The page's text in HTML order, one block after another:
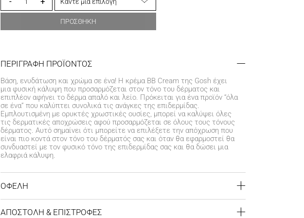
ΠΡΟΣΘΗΚΗ
ΠΕΡΙΓΡΑΦΗ ΠΡΟΪΟΝΤΟΣ
Βάση, ενυδάτωση και χρώμα σε ένα! Η κρέμα BB Cream της Gosh έχει
μια φυσική κάλυψη που προσαρμόζεται στον τόνο του δέρματος και
επιπλέον αφήνει το δέρμα απαλό και λείο. Πρόκειται για ένα προϊόν “όλα
σε ένα” που καλύπτει συνολικά τις ανάγκες της επιδερμίδας.
Εμπλουτισμένη με ορυκτές χρωστικές ουσίες, μπορεί να καλύψει όλες
τις δερματικές αποχρώσεις αφού προσαρμόζεται σε όλους τους τόνους
δέρματος. Αυτό σημαίνει ότι μπορείτε να επιλέξετε την απόχρωση που
είναι πιο κοντά στον τόνο του δέρματός σας και όταν θα εφαρμοστεί θα
συνδυαστεί με τον φυσικό τόνο της επιδερμίδας σας και θα δώσει μια
ελαφριά κάλυψη.
ΟΦΕΛΗ
προσαρμογής
ΑΠΟΣΤΟΛΗ & ΕΠΙΣΤΡΟΦΕΣ